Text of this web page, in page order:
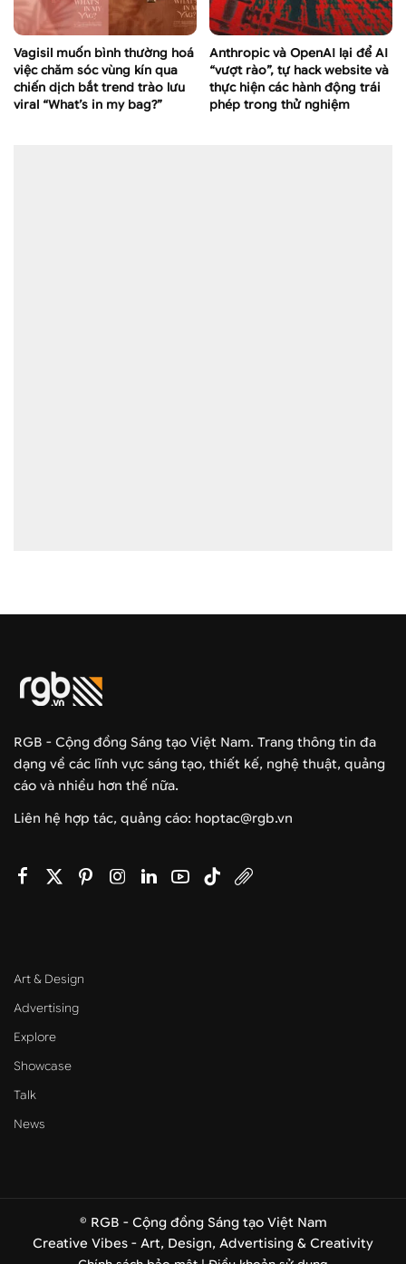
Vagisil muốn bình thường hoá
việc chăm sóc vùng kín qua
chiến dịch bắt trend trào lưu
viral “What’s in my bag?”
Anthropic và OpenAI lại để AI
“vượt rào”, tự hack website và
thực hiện các hành động trái
phép trong thử nghiệm
RGB - Cộng đồng Sáng tạo Việt Nam. Trang thông tin đa
dạng về các lĩnh vực sáng tạo, thiết kế, nghệ thuật, quảng
cáo và nhiều hơn thế nữa.
Liên hệ hợp tác, quảng cáo: hoptac@rgb.vn
Art & Design
Advertising
Explore
Showcase
Talk
News
© RGB - Cộng đồng Sáng tạo Việt Nam
Creative Vibes - Art, Design, Advertising & Creativity